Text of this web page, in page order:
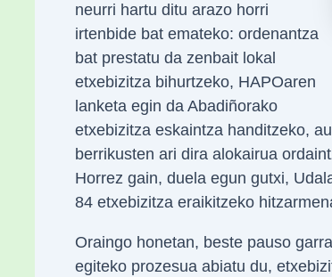
neurri hartu ditu arazo horri
irtenbide bat emateko: ordenantza
bat prestatu da zenbait lokal
etxebizitza bihurtzeko, HAPOaren
lanketa egin da Abadiñorako
etxebizitza eskaintza handitzeko,
berrikusten ari dira alokairua
Horrez gain, duela egun gutxi,
84 etxebizitza eraikitzeko
Oraingo honetan, beste pauso
egiteko prozesua abiatu du,